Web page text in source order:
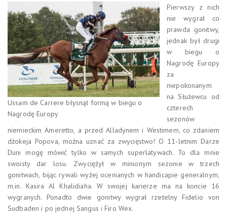
Ussam de Carrere błysnął formą w biegu o
Nagrodę Europy
Pierwszy z nich
nie wygrał co
prawda gonitwy,
jednak był drugi
w biegu o
Nagrodę Europy
za
niepokonanym
na Służewcu od
czterech
sezonów
niemieckim Ameretto, a przed Alladynem i Westimem, co zdaniem
dżokeja Popova, można uznać za zwycięstwo! O 11-letnim Darze
Duni mogę mówić tylko w samych superlatywach. To dla mnie
swoisty dar losu. Zwyciężył w minionym sezonie w trzech
gonitwach, bijąc rywali wyżej ocenianych w handicapie generalnym,
m.in. Kasira Al Khalidiaha. W swojej karierze ma na koncie 16
wygranych. Ponadto dwie gonitwy wygrał rzetelny Fidelio von
Sudbaden i po jednej Sangus i Firo Wex.